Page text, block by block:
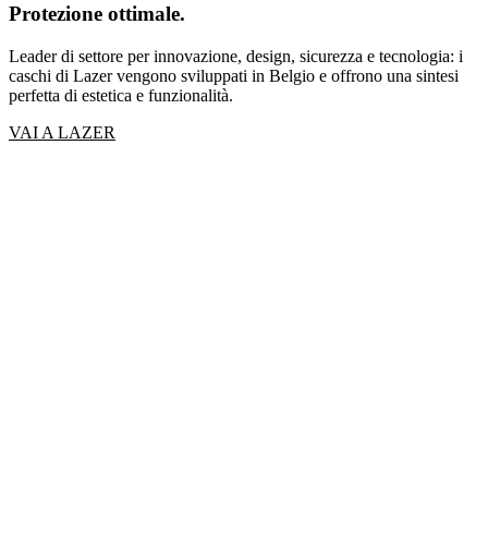
Protezione ottimale.
Leader di settore per innovazione, design, sicurezza e tecnologia: i
caschi di Lazer vengono sviluppati in Belgio e offrono una sintesi
perfetta di estetica e funzionalità.
VAI A LAZER